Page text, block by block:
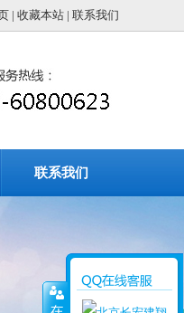
| 收藏本站 | 联系我们
联系我们